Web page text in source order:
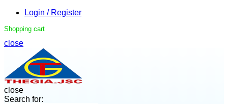
Login / Register
Shopping cart
close
close
Search for: